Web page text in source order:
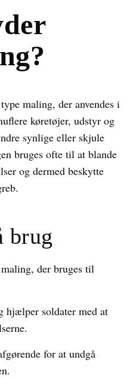
maling, der anvendes i
køretøjer, udstyr og
synlige eller skjule
bruges ofte til at blande
og dermed beskytte
brug
der bruges til
hjælper soldater med at
for at undgå